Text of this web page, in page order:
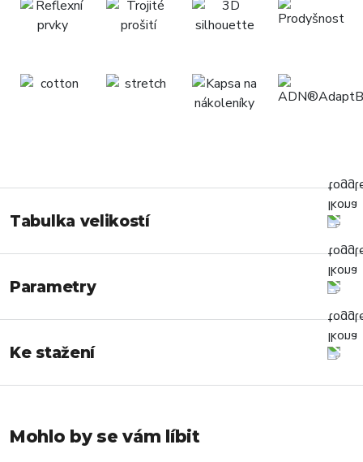
Tabulka velikostí
Parametry
Ke stažení
Mohlo by se vám líbit